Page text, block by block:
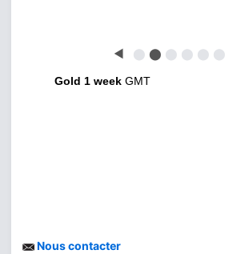
◀ ⬤ ⬤ ⬤ ⬤ ⬤ ⬤
Gold 1 week GMT
Nous contacter